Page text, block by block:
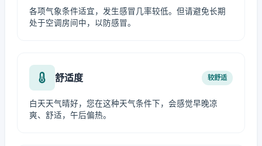
各项气象条件适宜，发生感冒几率较低。但请避免长期
处于空调房间中，以防感冒。
舒适度 较舒适
白天天气晴好，您在这种天气条件下，会感觉早晚凉
爽、舒适，午后偏热。